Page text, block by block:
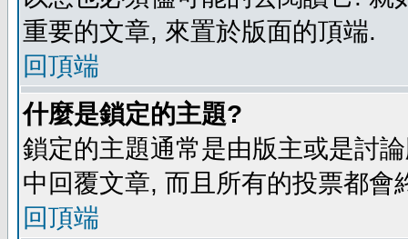
重要的文章, 來置於版面的頂端.
回頂端
什麼是鎖定的主題?
鎖定的主題通常是由版主或是討
中回覆文章, 而且所有的投票都
回頂端